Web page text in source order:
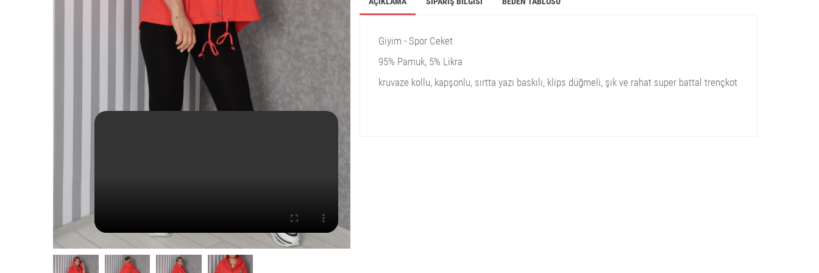
Giyim - Spor Ceket
95% Pamuk, 5% Likra
kruvaze kollu, kapşonlu, sırtta yazı baskılı, klips düğmeli, şık ve rahat super battal trençkot